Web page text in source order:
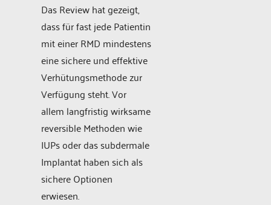
Das Review hat gezeigt,
dass für fast jede Patientin
mit einer RMD mindestens
eine sichere und effektive
Verhütungsmethode zur
Verfügung steht. Vor
allem langfristig wirksame
reversible Methoden wie
IUPs oder das subdermale
Implantat haben sich als
sichere Optionen
erwiesen.